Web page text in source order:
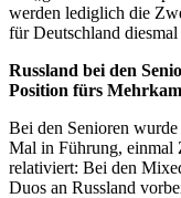
werden lediglich die
für Deutschland
Russland bei den
Position fürs
Bei den Senioren
Mal in Führung, einmal
relativiert: Bei den
Duos an Russland